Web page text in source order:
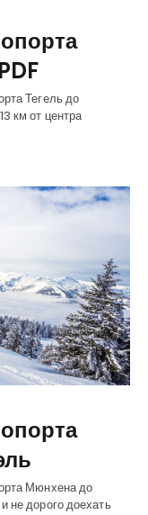
Тегель до
км от центра
Мюнхена до
не дорого доехать